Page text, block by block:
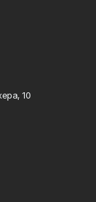
10